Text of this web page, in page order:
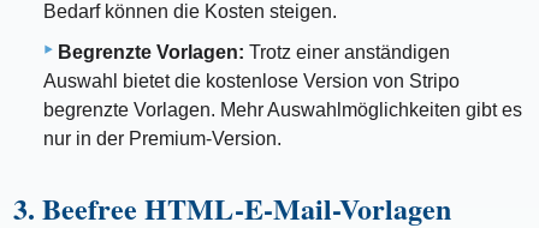
Bedarf können die Kosten steigen.
Begrenzte Vorlagen: Trotz einer anständigen
Auswahl bietet die kostenlose Version von Stripo
begrenzte Vorlagen. Mehr Auswahlmöglichkeiten gibt es
nur in der Premium-Version.
3. Beefree HTML-E-Mail-Vorlagen